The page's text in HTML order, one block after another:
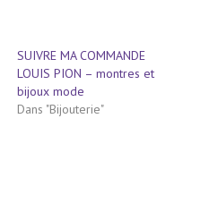
SUIVRE MA COMMANDE
LOUIS PION – montres et
bijoux mode
Dans "Bijouterie"